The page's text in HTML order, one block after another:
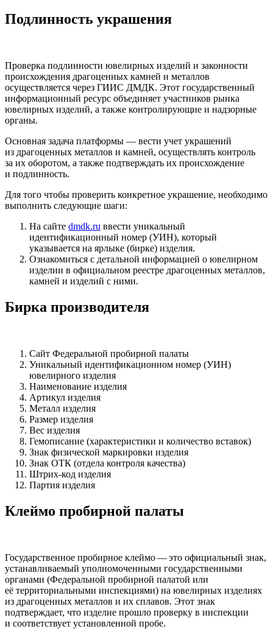
Подлинность украшения
Проверка подлинности ювелирных изделий и законности
происхождения драгоценных камней и металлов
осуществляется через ГИИС ДМДК. Этот государственный
информационный ресурс объединяет участников рынка
ювелирных изделий, а также контролирующие и надзорные
органы.
Основная задача платформы — вести учет украшений
из драгоценных металлов и камней, осуществлять контроль
за их оборотом, а также подтверждать их происхождение
и подлинность.
Для того чтобы проверить конкретное украшение, необходимо
выполнить следующие шаги:
На сайте dmdk.ru ввести уникальный
идентификационный номер (УИН), который
указывается на ярлыке (бирке) изделия.
Ознакомиться с детальной информацией о ювелирном
изделии в официальном реестре драгоценных металлов,
камней и изделий с ними.
Бирка производителя
Сайт Федеральной пробирной палаты
Уникальный идентификационном номер (УИН)
ювелирного изделия
Наименование изделия
Артикул изделия
Металл изделия
Размер изделия
Вес изделия
Гемописание (характеристики и количество вставок)
Знак физической маркировки изделия
Знак ОТК (отдела контроля качества)
Штрих-код изделия
Партия изделия
Клеймо пробирной палаты
Государственное пробирное клеймо — это официальный знак,
устанавливаемый уполномоченными государственными
органами (Федеральной пробирной палатой или
её территориальными инспекциями) на ювелирных изделиях
из драгоценных металлов и их сплавов. Этот знак
подтверждает, что изделие прошло проверку в инспекции
и соответствует установленной пробе.